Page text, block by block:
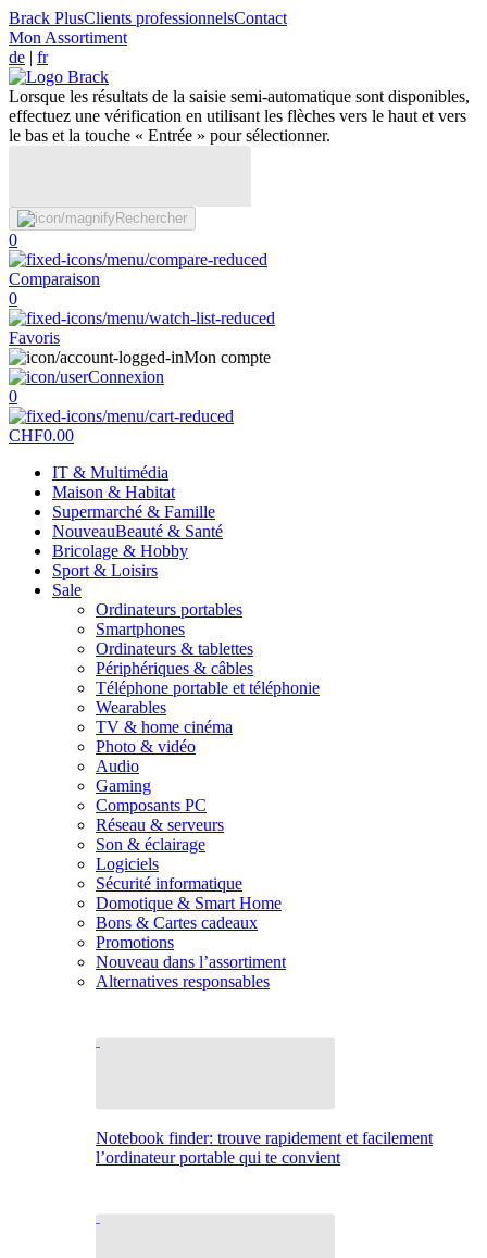
Brack PlusClients professionnelsContact
Mon Assortiment
de | fr
Lorsque les résultats de la saisie semi-automatique sont disponibles,
effectuez une vérification en utilisant les flèches vers le haut et vers
le bas et la touche « Entrée » pour sélectionner.
Rechercher
0
Comparaison
0
Favoris
Mon compte
Connexion
0
CHF0.00
IT & Multimédia
Maison & Habitat
Supermarché & Famille
NouveauBeauté & Santé
Bricolage & Hobby
Sport & Loisirs
Sale
Ordinateurs portables
Smartphones
Ordinateurs & tablettes
Périphériques & câbles
Téléphone portable et téléphonie
Wearables
TV & home cinéma
Photo & vidéo
Audio
Gaming
Composants PC
Réseau & serveurs
Son & éclairage
Logiciels
Sécurité informatique
Domotique & Smart Home
Bons & Cartes cadeaux
Promotions
Nouveau dans l’assortiment
Alternatives responsables
Notebook finder: trouve rapidement et facilement
l’ordinateur portable qui te convient